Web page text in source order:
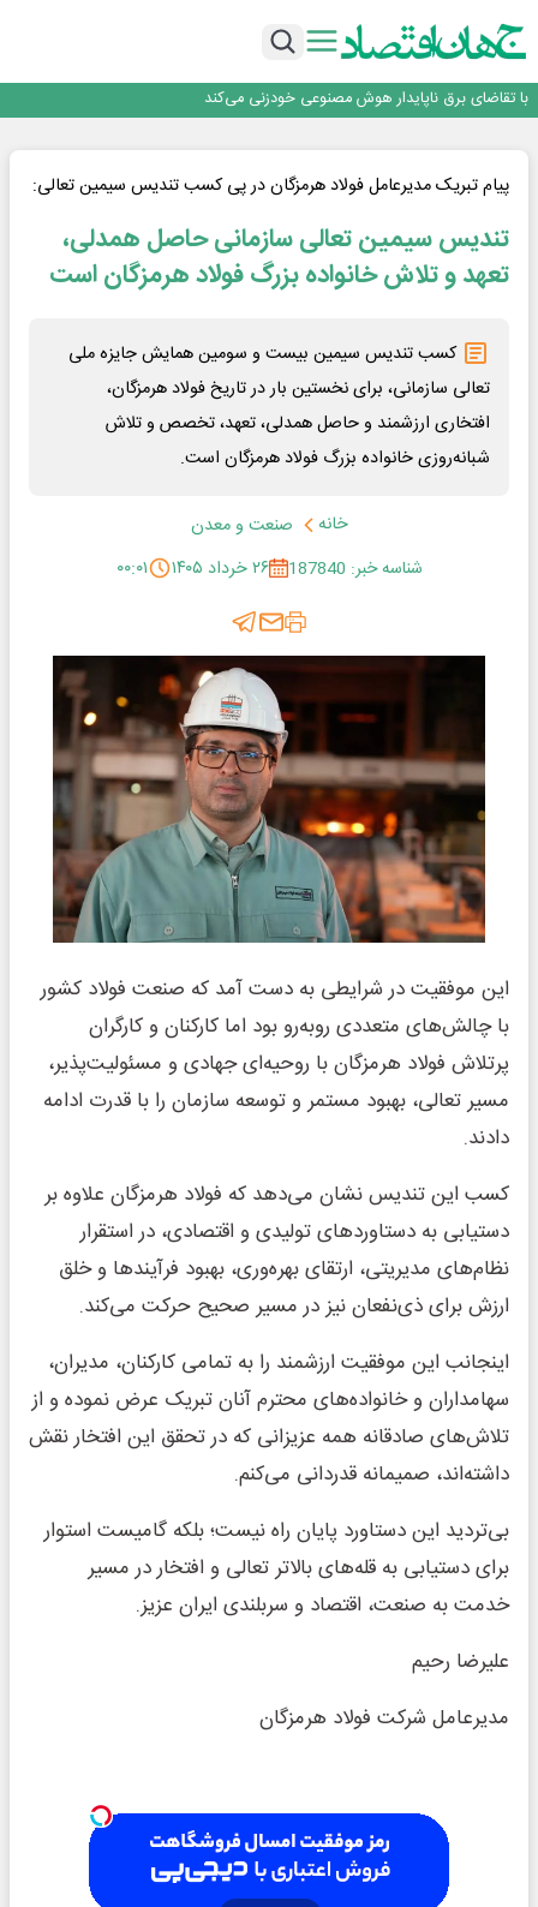
رگولاتوری: اعمال ضریب ۲.۷ برای اینترنت بین‌الملل صحت ندارد
با تقاضای برق ناپایدار هوش مصنوعی خودزنی می‌کند
اینوتکس امسال با مدل جدید برگزار می‌شود
پیام تبریک مدیرعامل فولاد هرمزگان در پی کسب تندیس سیمین تعالی:
تندیس سیمین تعالی سازمانی حاصل همدلی،
تعهد و تلاش خانواده بزرگ فولاد هرمزگان است
کسب تندیس سیمین بیست و سومین همایش جایزه ملی
تعالی سازمانی، برای نخستین بار در تاریخ فولاد هرمزگان،
افتخاری ارزشمند و حاصل همدلی، تعهد، تخصص و تلاش
شبانه‌روزی خانواده بزرگ فولاد هرمزگان است.
خانه
صنعت و معدن
شناسه خبر: 187840
۲۶ خرداد ۱۴۰۵ ۰۰:۰۱
این موفقیت در شرایطی به دست آمد که صنعت فولاد کشور
با چالش‌های متعددی روبه‌رو بود اما کارکنان و کارگران
پرتلاش فولاد هرمزگان با روحیه‌ای جهادی و مسئولیت‌پذیر،
مسیر تعالی، بهبود مستمر و توسعه سازمان را با قدرت ادامه
دادند.
کسب این تندیس نشان می‌دهد که فولاد هرمزگان علاوه بر
دستیابی به دستاوردهای تولیدی و اقتصادی، در استقرار
نظام‌های مدیریتی، ارتقای بهره‌وری، بهبود فرآیندها و خلق
ارزش برای ذی‌نفعان نیز در مسیر صحیح حرکت می‌کند.
اینجانب این موفقیت ارزشمند را به تمامی کارکنان، مدیران،
سهامداران و خانواده‌های محترم آنان تبریک عرض نموده و از
تلاش‌های صادقانه همه عزیزانی که در تحقق این افتخار نقش
داشته‌اند، صمیمانه قدردانی می‌کنم.
بی‌تردید این دستاورد پایان راه نیست؛ بلکه گامیست استوار
برای دستیابی به قله‌های بالاتر تعالی و افتخار در مسیر
خدمت به صنعت، اقتصاد و سربلندی ایران عزیز.
علیرضا رحیم
مدیرعامل شرکت فولاد هرمزگان